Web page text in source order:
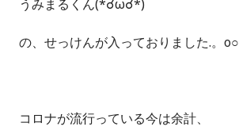
うみまるくん(*☌ω☌*)ゞ
の、せっけんが入っておりました.。o○
コロナが流行っている今は余計、